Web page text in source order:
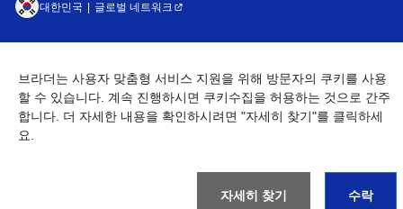
대한민국 글로벌 네트워크
©2026BROTHER INTERNATIONAL KOREA CO., LTD. All Rights
Reserved
브라더는 사용자 맞춤형 서비스 지원을 위해 방문자의 쿠키를 사용
할 수 있습니다. 계속 진행하시면 쿠키수집을 허용하는 것으로 간주
합니다. 더 자세한 내용을 확인하시려면 "자세히 찾기"를 클릭하세
요.
자세히 찾기 수락